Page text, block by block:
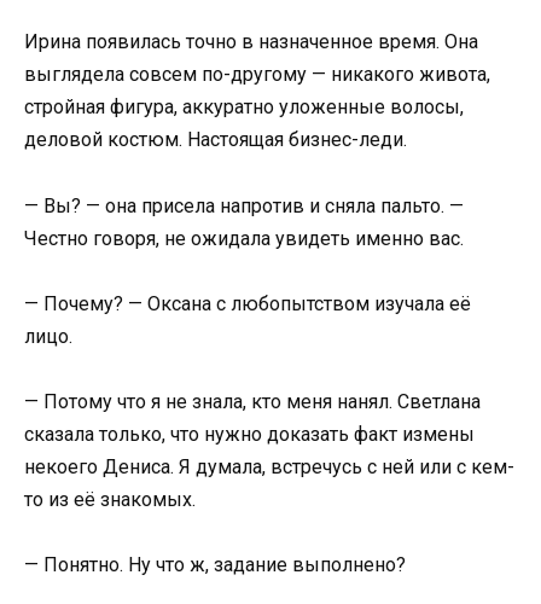
Ирина появилась точно в назначенное время. Она
выглядела совсем по-другому — никакого живота,
стройная фигура, аккуратно уложенные волосы,
деловой костюм. Настоящая бизнес-леди.
— Вы? — она присела напротив и сняла пальто. —
Честно говоря, не ожидала увидеть именно вас.
— Почему? — Оксана с любопытством изучала её
лицо.
— Потому что я не знала, кто меня нанял. Светлана
сказала только, что нужно доказать факт измены
некоего Дениса. Я думала, встречусь с ней или с кем-
то из её знакомых.
— Понятно. Ну что ж, задание выполнено?